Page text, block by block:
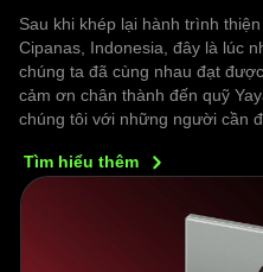
Sau khi khép lại hành trình
Cipanas, Indonesia, đây là lúc
chúng ta đã cùng nhau đạt
cảm ơn chân thành đến quỹ
chúng tôi với những người cần
Tìm hiểu thêm